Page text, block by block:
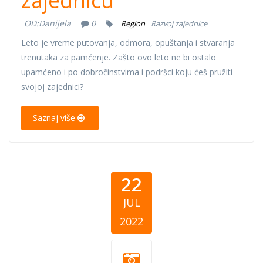
OD:Danijela 0 Region Razvoj zajednice
Leto je vreme putovanja, odmora, opuštanja i stvaranja
trenutaka za pamćenje. Zašto ovo leto ne bi ostalo
upamćeno i po dobročinstvima i podršci koju ćeš pružiti
svojoj zajednici?
Saznaj više
22
JUL
2022